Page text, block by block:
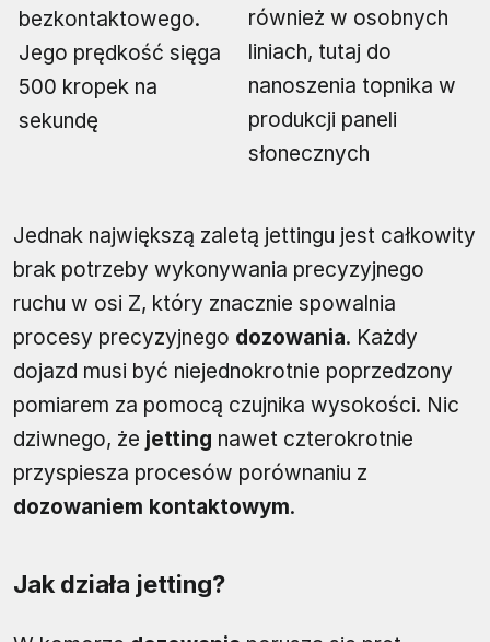
bezkontaktowego.
Jego prędkość sięga
500 kropek na
sekundę
również w osobnych
liniach, tutaj do
nanoszenia topnika w
produkcji paneli
słonecznych
Jednak największą zaletą jettingu jest całkowity
brak potrzeby wykonywania precyzyjnego
ruchu w osi Z, który znacznie spowalnia
procesy precyzyjnego dozowania. Każdy
dojazd musi być niejednokrotnie poprzedzony
pomiarem za pomocą czujnika wysokości. Nic
dziwnego, że jetting nawet czterokrotnie
przyspiesza procesów porównaniu z
dozowaniem kontaktowym.
Jak działa jetting?